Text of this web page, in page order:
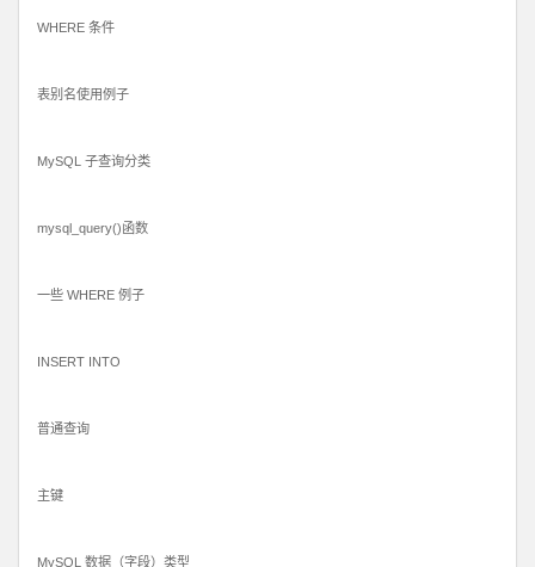
WHERE 条件
表别名使用例子
MySQL 子查询分类
mysql_query()函数
一些 WHERE 例子
INSERT INTO
普通查询
主键
MySQL 数据（字段）类型